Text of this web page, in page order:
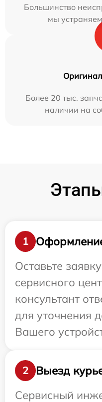
Большинство
мы
Более 20 тыс.
наличии на
1
Оставьте
сервисного
консультант
для уточнения
Вашего
2
Выезд
Сервисный